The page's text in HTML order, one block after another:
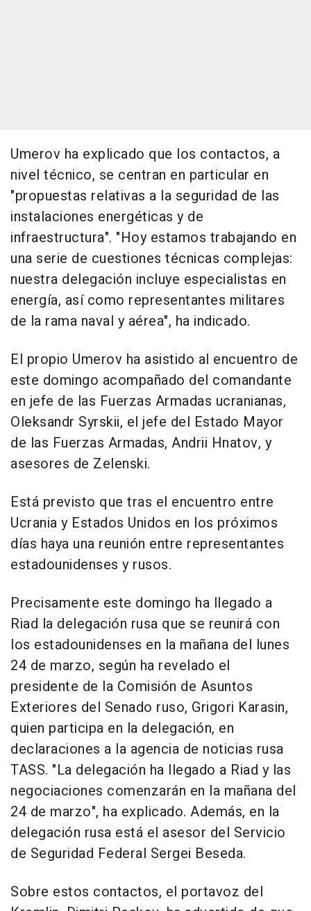
Umerov ha explicado que los contactos, a
nivel técnico, se centran en particular en
"propuestas relativas a la seguridad de las
instalaciones energéticas y de
infraestructura". "Hoy estamos trabajando en
una serie de cuestiones técnicas complejas:
nuestra delegación incluye especialistas en
energía, así como representantes militares
de la rama naval y aérea", ha indicado.
El propio Umerov ha asistido al encuentro de
este domingo acompañado del comandante
en jefe de las Fuerzas Armadas ucranianas,
Oleksandr Syrskii, el jefe del Estado Mayor
de las Fuerzas Armadas, Andrii Hnatov, y
asesores de Zelenski.
Está previsto que tras el encuentro entre
Ucrania y Estados Unidos en los próximos
días haya una reunión entre representantes
estadounidenses y rusos.
Precisamente este domingo ha llegado a
Riad la delegación rusa que se reunirá con
los estadounidenses en la mañana del lunes
24 de marzo, según ha revelado el
presidente de la Comisión de Asuntos
Exteriores del Senado ruso, Grigori Karasin,
quien participa en la delegación, en
declaraciones a la agencia de noticias rusa
TASS. "La delegación ha llegado a Riad y las
negociaciones comenzarán en la mañana del
24 de marzo", ha explicado. Además, en la
delegación rusa está el asesor del Servicio
de Seguridad Federal Sergei Beseda.
Sobre estos contactos, el portavoz del